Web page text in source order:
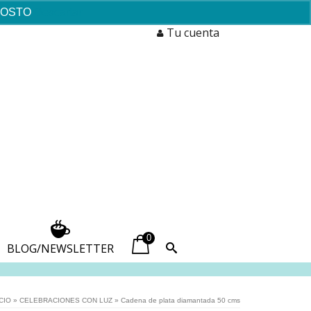
Tu cuenta
BLOG/NEWSLETTER
0
» CELEBRACIONES CON LUZ » Cadena de plata diamantada 50 cms